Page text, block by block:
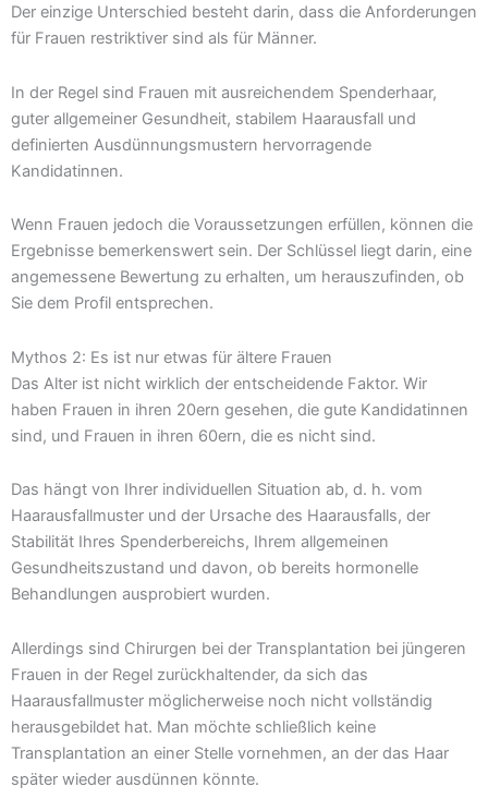
Der einzige Unterschied besteht darin, dass die Anforderungen
für Frauen restriktiver sind als für Männer.
In der Regel sind Frauen mit ausreichendem Spenderhaar,
guter allgemeiner Gesundheit, stabilem Haarausfall und
definierten Ausdünnungsmustern hervorragende
Kandidatinnen.
Wenn Frauen jedoch die Voraussetzungen erfüllen, können die
Ergebnisse bemerkenswert sein. Der Schlüssel liegt darin, eine
angemessene Bewertung zu erhalten, um herauszufinden, ob
Sie dem Profil entsprechen.
Mythos 2: Es ist nur etwas für ältere Frauen
Das Alter ist nicht wirklich der entscheidende Faktor. Wir
haben Frauen in ihren 20ern gesehen, die gute Kandidatinnen
sind, und Frauen in ihren 60ern, die es nicht sind.
Das hängt von Ihrer individuellen Situation ab, d. h. vom
Haarausfallmuster und der Ursache des Haarausfalls, der
Stabilität Ihres Spenderbereichs, Ihrem allgemeinen
Gesundheitszustand und davon, ob bereits hormonelle
Behandlungen ausprobiert wurden.
Allerdings sind Chirurgen bei der Transplantation bei jüngeren
Frauen in der Regel zurückhaltender, da sich das
Haarausfallmuster möglicherweise noch nicht vollständig
herausgebildet hat. Man möchte schließlich keine
Transplantation an einer Stelle vornehmen, an der das Haar
später wieder ausdünnen könnte.